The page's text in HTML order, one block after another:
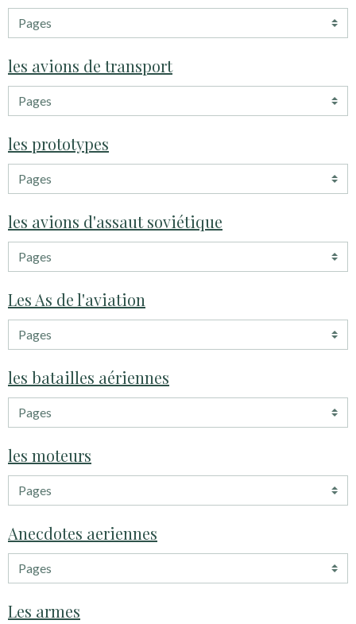
les avions de transport
les prototypes
les avions d'assaut soviétique
Les As de l'aviation
les batailles aériennes
les moteurs
Anecdotes aeriennes
Les armes